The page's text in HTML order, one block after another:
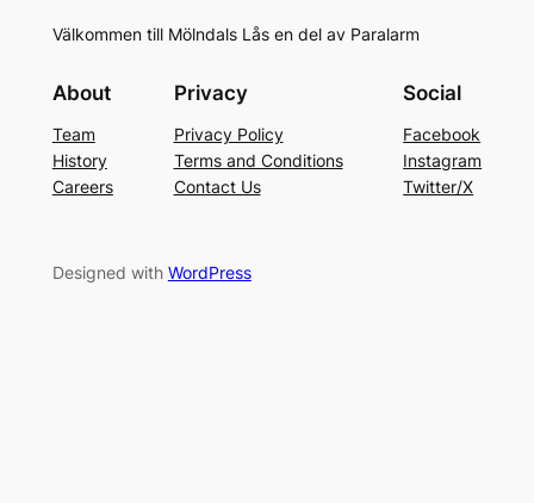
Välkommen till Mölndals Lås en del av Paralarm
About
Team
History
Careers
Privacy
Privacy Policy
Terms and Conditions
Contact Us
Social
Facebook
Instagram
Twitter/X
Designed with WordPress